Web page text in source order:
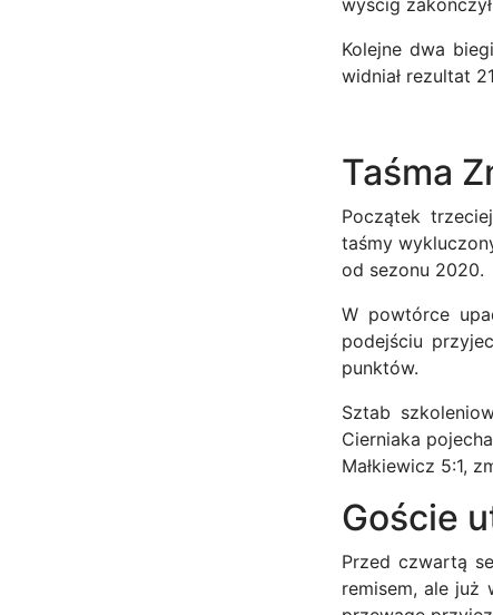
wyścig
Kolejne dwa
widniał rezultat
Taśma
Początek
taśmy
od sezonu 2020.
W powtórce
podejściu
punktów.
Sztab
Cierniaka
Małkiewicz 5:1,
Goście
Przed czwartą
remisem, ale już